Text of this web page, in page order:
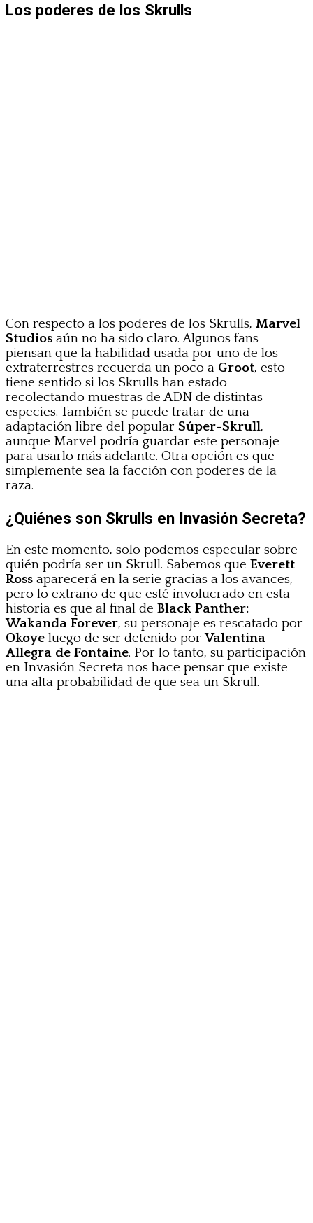
Los poderes de los Skrulls
Con respecto a los poderes de los Skrulls, Marvel
Studios aún no ha sido claro. Algunos fans
piensan que la habilidad usada por uno de los
extraterrestres recuerda un poco a Groot, esto
tiene sentido si los Skrulls han estado
recolectando muestras de ADN de distintas
especies. También se puede tratar de una
adaptación libre del popular Súper-Skrull,
aunque Marvel podría guardar este personaje
para usarlo más adelante. Otra opción es que
simplemente sea la facción con poderes de la
raza.
¿Quiénes son Skrulls en Invasión Secreta?
En este momento, solo podemos especular sobre
quién podría ser un Skrull. Sabemos que Everett
Ross aparecerá en la serie gracias a los avances,
pero lo extraño de que esté involucrado en esta
historia es que al final de Black Panther:
Wakanda Forever, su personaje es rescatado por
Okoye luego de ser detenido porValentina
Allegra de Fontaine. Por lo tanto, su participación
en Invasión Secreta nos hace pensar que existe
una alta probabilidad de que sea un Skrull.